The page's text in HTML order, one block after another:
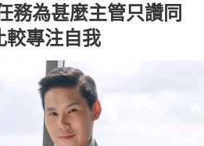
務為甚麼主管只讚同
較專注自我